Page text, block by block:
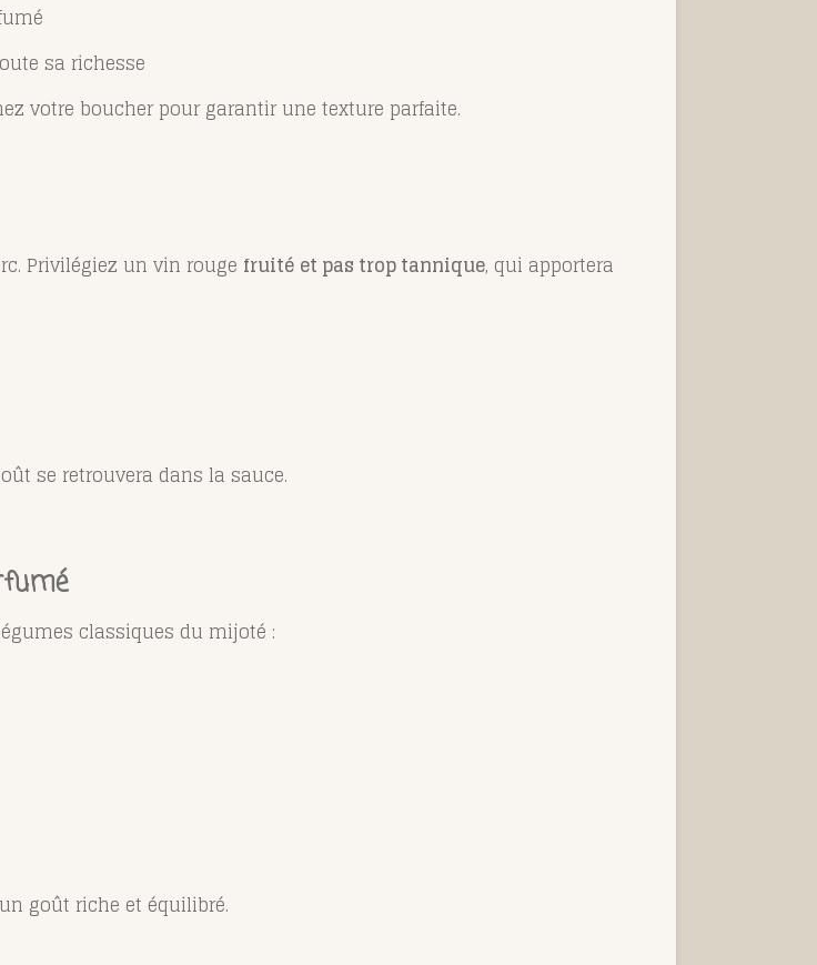
sa richesse
votre boucher pour garantir une texture parfaite.
Privilégiez un vin rouge fruité et pas trop tannique, qui apportera
se retrouvera dans la sauce.
classiques du mijoté :
goût riche et équilibré.